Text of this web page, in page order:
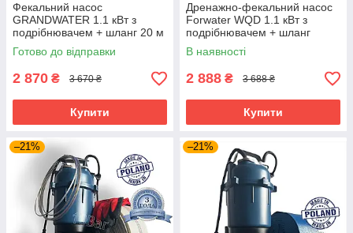
Фекальний насос
GRANDWATER 1.1 кВт з
подрібнювачем + шланг 20 м
(комплект) гарантія 3 роки
Готово до відправки
2 870 ₴ 3 670 ₴
Купити
Дренажно-фекальний насос
Forwater WQD 1.1 кВт з
подрібнювачем + шланг
10м(або20м)
В наявності
2 888 ₴ 3 688 ₴
Купити
–21% –21%